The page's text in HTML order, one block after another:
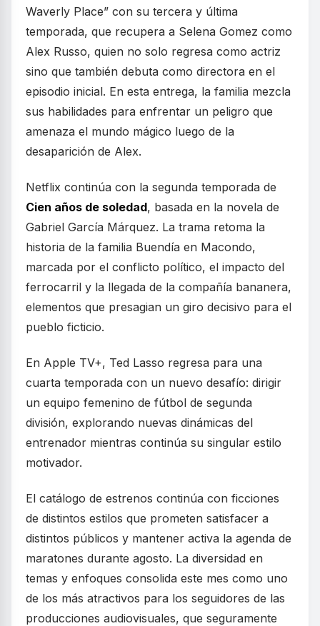
Waverly Place” con su tercera y última
temporada, que recupera a Selena Gomez como
Alex Russo, quien no solo regresa como actriz
sino que también debuta como directora en el
episodio inicial. En esta entrega, la familia mezcla
sus habilidades para enfrentar un peligro que
amenaza el mundo mágico luego de la
desaparición de Alex.
Netflix continúa con la segunda temporada de
Cien años de soledad, basada en la novela de
Gabriel García Márquez. La trama retoma la
historia de la familia Buendía en Macondo,
marcada por el conflicto político, el impacto del
ferrocarril y la llegada de la compañía bananera,
elementos que presagian un giro decisivo para el
pueblo ficticio.
En Apple TV+, Ted Lasso regresa para una
cuarta temporada con un nuevo desafío: dirigir
un equipo femenino de fútbol de segunda
división, explorando nuevas dinámicas del
entrenador mientras continúa su singular estilo
motivador.
El catálogo de estrenos continúa con ficciones
de distintos estilos que prometen satisfacer a
distintos públicos y mantener activa la agenda de
maratones durante agosto. La diversidad en
temas y enfoques consolida este mes como uno
de los más atractivos para los seguidores de las
producciones audiovisuales, que seguramente